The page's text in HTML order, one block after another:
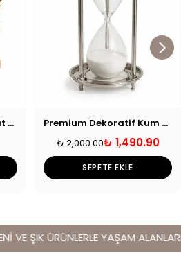
Traverten Kaideli Kanat Dekor
Premium Dekoratif Kum Saati
₺ 2,000.00₺ 1,490.90
SEPETE EKLE
VE ŞIK ÜRÜNLERLE YAŞAM